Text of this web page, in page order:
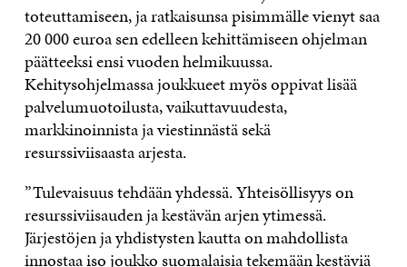
toteuttamiseen, ja ratkaisunsa pisimmälle vienyt saa
20 000 euroa sen edelleen kehittämiseen ohjelman
päätteeksi ensi vuoden helmikuussa.
Kehitysohjelmassa joukkueet myös oppivat lisää
palvelumuotoilusta, vaikuttavuudesta,
markkinoinnista ja viestinnästä sekä
resurssiviisaasta arjesta.
”Tulevaisuus tehdään yhdessä. Yhteisöllisyys on
resurssiviisauden ja kestävän arjen ytimessä.
Järjestöjen ja yhdistysten kautta on mahdollista
innostaa iso joukko suomalaisia tekemään kestäviä